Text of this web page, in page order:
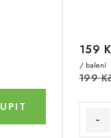
159
/ balení
199